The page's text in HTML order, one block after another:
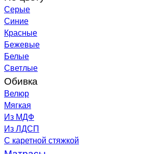
Серые
Синие
Красные
Бежевые
Белые
Светлые
Обивка
Велюр
Мягкая
Из МДФ
Из ЛДСП
С каретной стяжкой